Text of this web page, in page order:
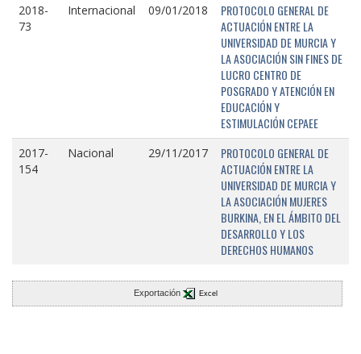
2018-
73
Internacional 09/01/2018
PROTOCOLO GENERAL DE
ACTUACIÓN ENTRE LA
UNIVERSIDAD DE MURCIA Y
LA ASOCIACIÓN SIN FINES DE
LUCRO CENTRO DE
POSGRADO Y ATENCIÓN EN
EDUCACIÓN Y
ESTIMULACIÓN CEPAEE
2017-
154
Nacional 29/11/2017
PROTOCOLO GENERAL DE
ACTUACIÓN ENTRE LA
UNIVERSIDAD DE MURCIA Y
LA ASOCIACIÓN MUJERES
BURKINA, EN EL ÁMBITO DEL
DESARROLLO Y LOS
DERECHOS HUMANOS
Exportación Excel